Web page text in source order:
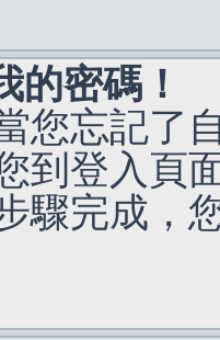
的密碼！
您忘記了
到登入頁
驟完成，